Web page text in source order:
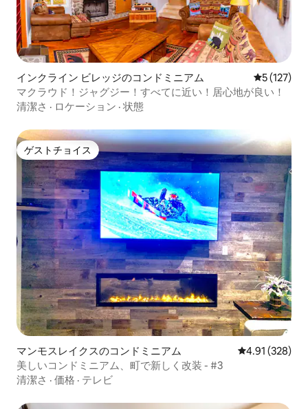
インクライン ビレッジのコンドミニアム レビュー
5 (127)
マクラウド！ジャグジー！すべてに近い！居心地が良い！
清潔さ · ロケーション · 状態
ゲストチョイス
ゲストチョイス
マンモスレイクスのコンドミニアム レビュー328
4.91 (328)
美しいコンドミニアム、町で新しく改装 - #3
清潔さ · 価格 · テレビ